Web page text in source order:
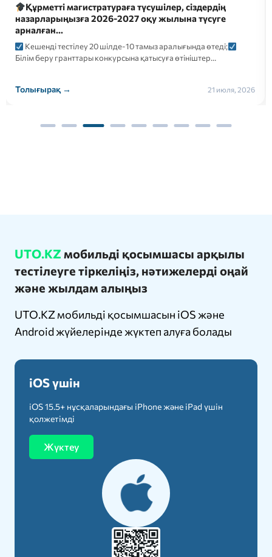
Құрметті магистратураға түсушілер, сіздердің
назарларыңызға 2026-2027 оқу жылына түсуге
арналған…
Кешенді тестілеу 20 шілде-10 тамыз аралығында өтеді;
Білім беру гранттары конкурсына қатысуға өтініштер…
Толығырақ → 21 июля, 2026
UTO.KZ мобильді қосымшасы арқылы
тестілеуге тіркеліңіз, нәтижелерді оңай
және жылдам алыңыз
UTO.KZ мобильді қосымшасын iOS және
Android жүйелерінде жүктеп алуға болады
iOS үшін
iOS 15.5+ нұсқаларындағы iPhone және iPad үшін
қолжетімді
Жүктеу